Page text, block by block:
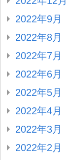
2022年9月
2022年8月
2022年7月
2022年6月
2022年5月
2022年4月
2022年3月
2022年2月